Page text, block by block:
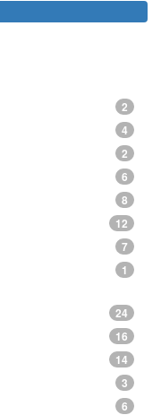
2
4
2
6
8
12
7
1
24
16
14
3
6